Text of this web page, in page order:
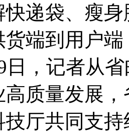
袋、瘦身
端到用户端
日，记者从
高质量发展
厅共同支